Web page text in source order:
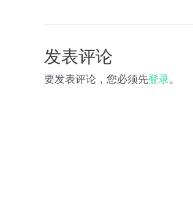
发表评论
要发表评论，您必须先登录。